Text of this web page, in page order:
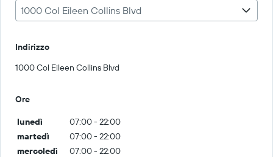
1000 Col Eileen Collins Blvd
Indirizzo
1000 Col Eileen Collins Blvd
Ore
lunedì
07:00 - 22:00
martedì
07:00 - 22:00
mercoledì
07:00 - 22:00